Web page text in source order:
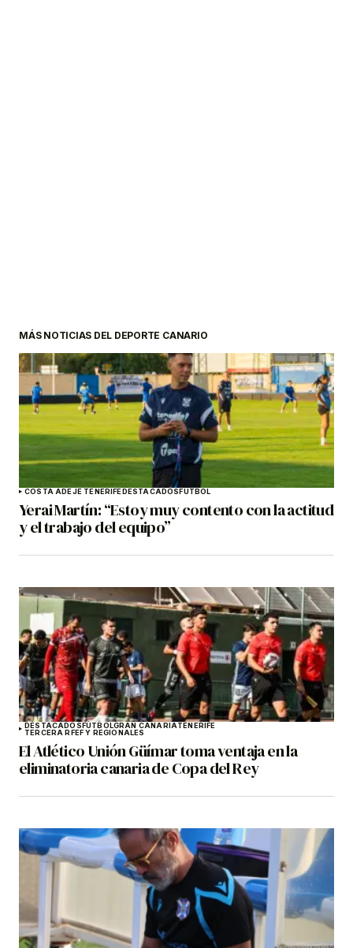
MÁS NOTICIAS DEL DEPORTE CANARIO
COSTA ADEJE TENERIFEDESTACADOSFÚTBOL
Yerai Martín: “Estoy muy contento con la actitud
y el trabajo del equipo”
DESTACADOSFÚTBOLGRAN CANARIATENERIFE
TERCERA RFEF Y REGIONALES
El Atlético Unión Güímar toma ventaja en la
eliminatoria canaria de Copa del Rey